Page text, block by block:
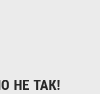
НЕ ТАК!